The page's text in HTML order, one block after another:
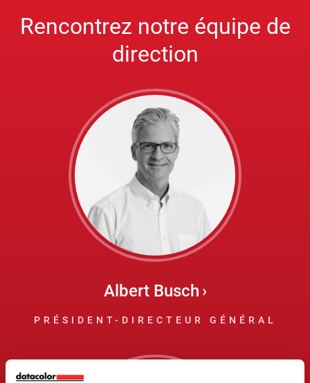
Rencontrez notre équipe de
direction
Albert Busch
PRÉSIDENT-DIRECTEUR GÉNÉRAL